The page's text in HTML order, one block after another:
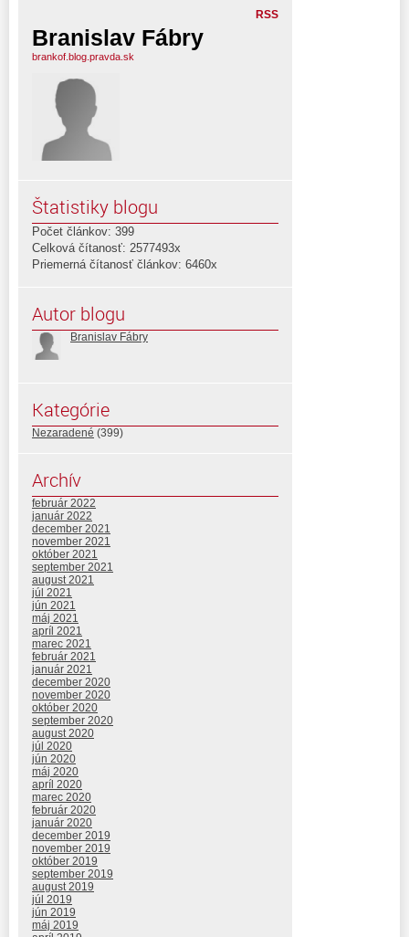
RSS
Branislav Fábry
brankof.blog.pravda.sk
Štatistiky blogu
Počet článkov: 399
Celková čítanosť: 2577493x
Priemerná čítanosť článkov: 6460x
Autor blogu
Branislav Fábry
Kategórie
Nezaradené (399)
Archív
február 2022
január 2022
december 2021
november 2021
október 2021
september 2021
august 2021
júl 2021
jún 2021
máj 2021
apríl 2021
marec 2021
február 2021
január 2021
december 2020
november 2020
október 2020
september 2020
august 2020
júl 2020
jún 2020
máj 2020
apríl 2020
marec 2020
február 2020
január 2020
december 2019
november 2019
október 2019
september 2019
august 2019
júl 2019
jún 2019
máj 2019